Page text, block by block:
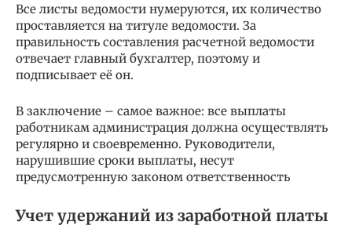
Все листы ведомости нумеруются, их количество
проставляется на титуле ведомости. За
правильность составления расчетной ведомости
отвечает главный бухгалтер, поэтому и
подписывает её он.
В заключение – самое важное: все выплаты
работникам администрация должна осуществлять
регулярно и своевременно. Руководители,
нарушившие сроки выплаты, несут
предусмотренную законом ответственность
Учет удержаний из заработной платы